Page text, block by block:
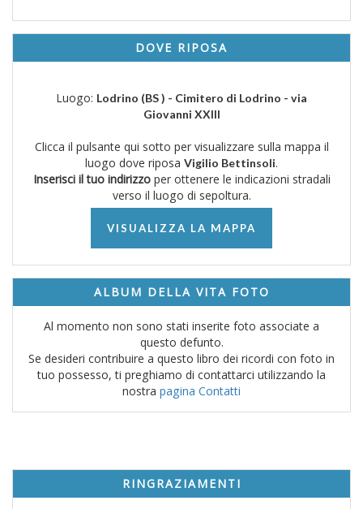
DOVE RIPOSA
Luogo: Lodrino (BS ) - Cimitero di Lodrino - via
Giovanni XXIII
Clicca il pulsante qui sotto per visualizzare sulla mappa il
luogo dove riposa Vigilio Bettinsoli.
Inserisci il tuo indirizzoper ottenere le indicazioni stradali
verso il luogo di sepoltura.
VISUALIZZA LA MAPPA
ALBUM DELLA VITA FOTO
Al momento non sono stati inserite foto associate a
questo defunto.
Se desideri contribuire a questo libro dei ricordi con foto in
tuo possesso, ti preghiamo di contattarci utilizzando la
nostra pagina Contatti
RINGRAZIAMENTI